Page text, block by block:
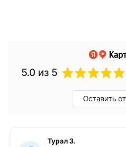
5.0 из 5
Оставить
Турал З.